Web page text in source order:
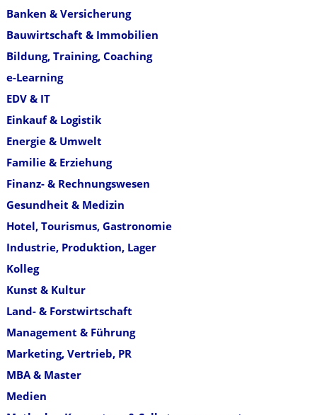
Banken & Versicherung
Bauwirtschaft & Immobilien
Bildung, Training, Coaching
e-Learning
EDV & IT
Einkauf & Logistik
Energie & Umwelt
Familie & Erziehung
Finanz- & Rechnungswesen
Gesundheit & Medizin
Hotel, Tourismus, Gastronomie
Industrie, Produktion, Lager
Kolleg
Kunst & Kultur
Land- & Forstwirtschaft
Management & Führung
Marketing, Vertrieb, PR
MBA & Master
Medien